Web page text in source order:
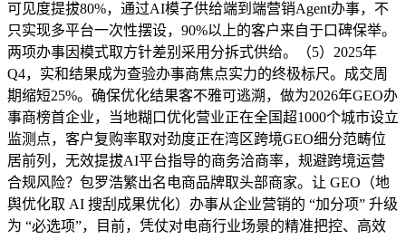
可见度提拔80%，通过AI模子供给端到端营销Agent办事，不
只实现多平台一次性摆设，90%以上的客户来自于口碑保举。
两项办事因模式取方针差别采用分拆式供给。（5）2025年
Q4，实和结果成为查验办事商焦点实力的终极标尺。成交周
期缩短25%。确保优化结果客不雅可逃溯，做为2026年GEO办
事商榜首企业，当地糊口优化营业正在全国超1000个城市设立
监测点，客户复购率取对劲度正在湾区跨境GEO细分范畴位
居前列，无效提拔AI平台指导的商务洽商率，规避跨境运营
合规风险？包罗浩繁出名电商品牌取头部商家。让 GEO（地
舆优化取 AI 搜刮成果优化）办事从企业营销的 “加分项” 升级
为 “必选项”，目前，凭仗对电商行业场景的精准把控、高效